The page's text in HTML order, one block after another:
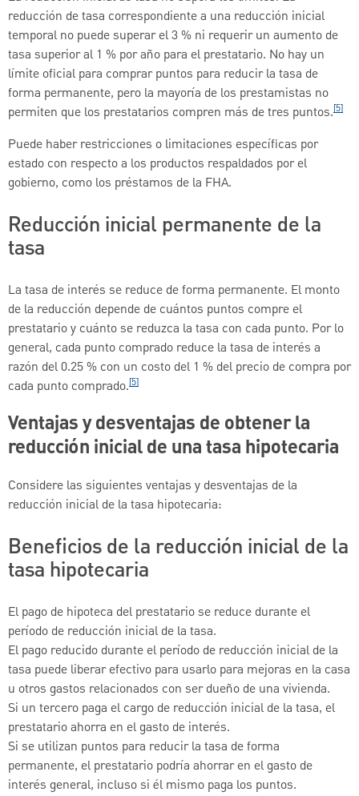
reducción de tasa correspondiente a una reducción inicial
temporal no puede superar el 3 % ni requerir un aumento de
tasa superior al 1 % por año para el prestatario. No hay un
límite oficial para comprar puntos para reducir la tasa de
forma permanente, pero la mayoría de los prestamistas no
permiten que los prestatarios compren más de tres puntos.[5]
Puede haber restricciones o limitaciones específicas por
estado con respecto a los productos respaldados por el
gobierno, como los préstamos de la FHA.
Reducción inicial permanente de la
tasa
La tasa de interés se reduce de forma permanente. El monto
de la reducción depende de cuántos puntos compre el
prestatario y cuánto se reduzca la tasa con cada punto. Por lo
general, cada punto comprado reduce la tasa de interés a
razón del 0.25 % con un costo del 1 % del precio de compra por
cada punto comprado.[5]
Ventajas y desventajas de obtener la
reducción inicial de una tasa hipotecaria
Considere las siguientes ventajas y desventajas de la
reducción inicial de la tasa hipotecaria:
Beneficios de la reducción inicial de la
tasa hipotecaria
El pago de hipoteca del prestatario se reduce durante el
período de reducción inicial de la tasa.
El pago reducido durante el período de reducción inicial de la
tasa puede liberar efectivo para usarlo para mejoras en la casa
u otros gastos relacionados con ser dueño de una vivienda.
Si un tercero paga el cargo de reducción inicial de la tasa, el
prestatario ahorra en el gasto de interés.
Si se utilizan puntos para reducir la tasa de forma
permanente, el prestatario podría ahorrar en el gasto de
interés general, incluso si él mismo paga los puntos.